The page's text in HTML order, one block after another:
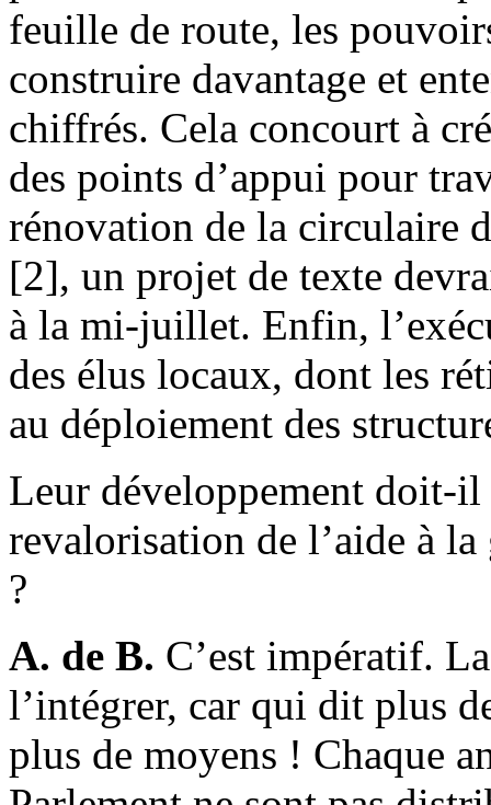
feuille de route, les
construire davantage et
chiffrés. Cela concourt à
des points d’appui pour
rénovation de la circulaire
[2], un projet de texte
à la mi-juillet. Enfin,
des élus locaux, dont les
au déploiement des
Leur développement doit-il
revalorisation de l’aide à
?
A. de B. C’est impératif.
l’intégrer, car qui dit plus
plus de moyens ! Chaque